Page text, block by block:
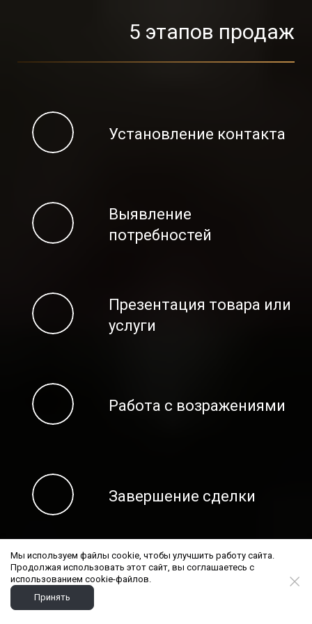
5 этапов продаж
Установление контакта
Выявление
потребностей
Презентация товара или
услуги
Работа с возражениями
Завершение сделки
Praid+
Мы используем файлы cookie, чтобы улучшить работу сайта.
Продолжая использовать этот сайт, вы соглашаетесь с
использованием cookie-файлов.
Принять